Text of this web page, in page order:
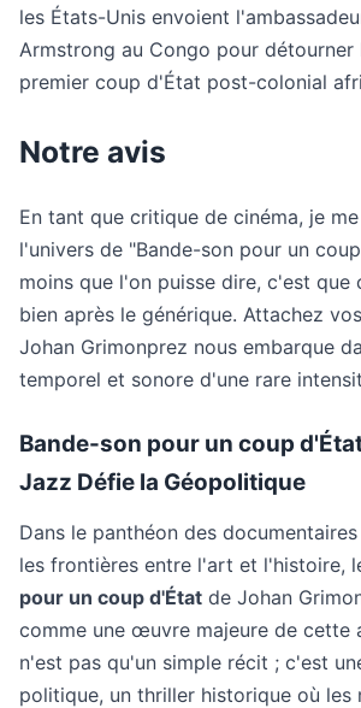
les États-Unis envoient
Armstrong au Congo pour
premier coup d'État post-colonial
Notre avis
En tant que critique de cinéma, je
l'univers de "Bande-son pour un
moins que l'on puisse dire, c'est que
bien après le générique. Attachez
Johan Grimonprez nous embarque
temporel et sonore d'une rare
Bande-son pour un coup
Jazz Défie la Géopolitique
Dans le panthéon des
les frontières entre l'art et l'histoire,
pour un coup d'État de Johan
comme une œuvre majeure de cette
n'est pas qu'un simple récit ; c'est
politique, un thriller historique où les